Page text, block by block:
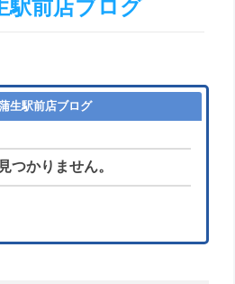
駅前店ブログ
生駅前店ブログ
つかりません。